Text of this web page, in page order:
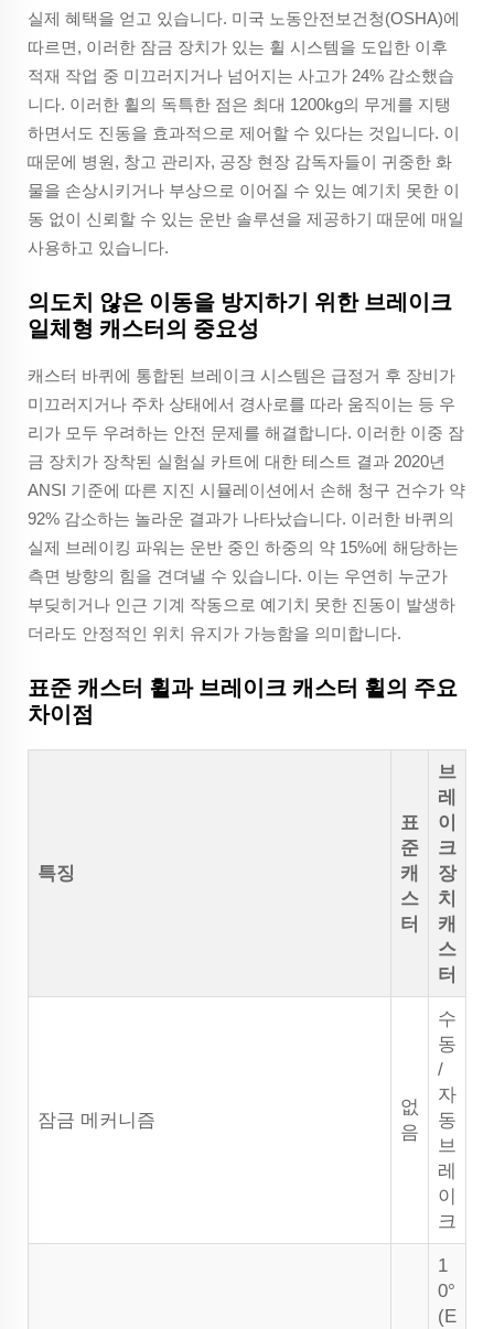
실제 혜택을 얻고 있습니다. 미국 노동안전보건청(OSHA)에
따르면, 이러한 잠금 장치가 있는 휠 시스템을 도입한 이후
적재 작업 중 미끄러지거나 넘어지는 사고가 24% 감소했습
니다. 이러한 휠의 독특한 점은 최대 1200kg의 무게를 지탱
하면서도 진동을 효과적으로 제어할 수 있다는 것입니다. 이
때문에 병원, 창고 관리자, 공장 현장 감독자들이 귀중한 화
물을 손상시키거나 부상으로 이어질 수 있는 예기치 못한 이
동 없이 신뢰할 수 있는 운반 솔루션을 제공하기 때문에 매일
사용하고 있습니다.
의도치 않은 이동을 방지하기 위한 브레이크
일체형 캐스터의 중요성
캐스터 바퀴에 통합된 브레이크 시스템은 급정거 후 장비가
미끄러지거나 주차 상태에서 경사로를 따라 움직이는 등 우
리가 모두 우려하는 안전 문제를 해결합니다. 이러한 이중 잠
금 장치가 장착된 실험실 카트에 대한 테스트 결과 2020년
ANSI 기준에 따른 지진 시뮬레이션에서 손해 청구 건수가 약
92% 감소하는 놀라운 결과가 나타났습니다. 이러한 바퀴의
실제 브레이킹 파워는 운반 중인 하중의 약 15%에 해당하는
측면 방향의 힘을 견뎌낼 수 있습니다. 이는 우연히 누군가
부딪히거나 인근 기계 작동으로 예기치 못한 진동이 발생하
더라도 안정적인 위치 유지가 가능함을 의미합니다.
표준 캐스터 휠과 브레이크 캐스터 휠의 주요
차이점
특징
표
준
캐
스
터
브
레
이
크
장
치
캐
스
터
잠금 메커니즘
없
음
수
동
/
자
동
브
레
이
크
1
0°
(E